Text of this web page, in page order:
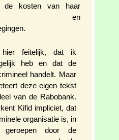
de kosten van haar
en
feitelijk, dat ik
heb en dat de
handelt. Maar
deze eigen tekst
van de Rabobank.
Kifid impliciet, dat
organisatie is, in
door de